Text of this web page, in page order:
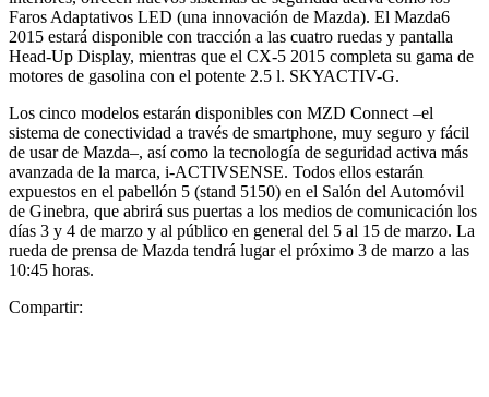
Faros Adaptativos LED (una innovación de Mazda). El Mazda6
2015 estará disponible con tracción a las cuatro ruedas y pantalla
Head-Up Display, mientras que el CX-5 2015 completa su gama de
motores de gasolina con el potente 2.5 l. SKYACTIV-G.
Los cinco modelos estarán disponibles con MZD Connect –el
sistema de conectividad a través de smartphone, muy seguro y fácil
de usar de Mazda–, así como la tecnología de seguridad activa más
avanzada de la marca, i-ACTIVSENSE. Todos ellos estarán
expuestos en el pabellón 5 (stand 5150) en el Salón del Automóvil
de Ginebra, que abrirá sus puertas a los medios de comunicación los
días 3 y 4 de marzo y al público en general del 5 al 15 de marzo. La
rueda de prensa de Mazda tendrá lugar el próximo 3 de marzo a las
10:45 horas.
Compartir: